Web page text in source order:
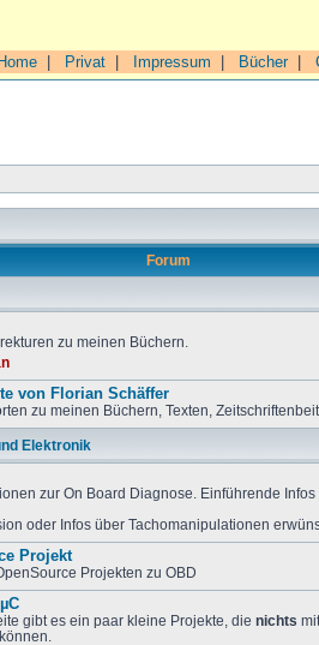
Home Privat Impressum Bücher|
Forum
zu meinen Büchern.
von Florian Schäffer
zu meinen Büchern, Texten,
Elektronik
zur On Board Diagnose. Einführende
oder Infos über Tachomanipulationen
Projekt
Projekten zu OBD
gibt es ein paar kleine Projekte, die nichts